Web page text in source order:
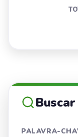
PALAVRA-